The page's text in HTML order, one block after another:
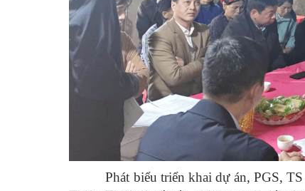
Phát biểu triển khai dự án, PGS,